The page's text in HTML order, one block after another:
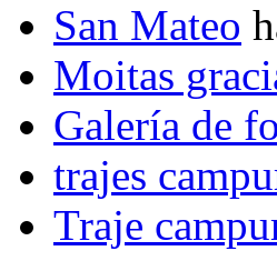
San Mateo
Moitas
Galería de
trajes
Traje